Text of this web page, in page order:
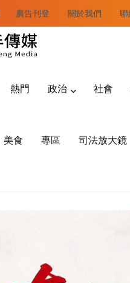
廣告刊登 關於我們 聯
熱門 政治 社會
美食 專區 司法放大鏡